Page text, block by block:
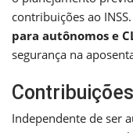
contribuições ao
para autônomos e
segurança na
Independente de ser